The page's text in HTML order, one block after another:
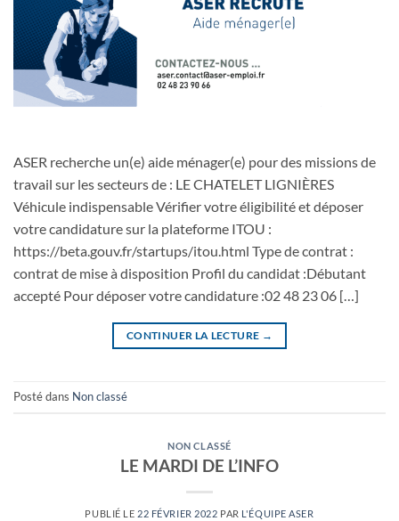
ASER recherche un(e) aide ménager(e) pour des missions de
travail sur les secteurs de : LE CHATELET LIGNIÈRES
Véhicule indispensable Vérifier votre éligibilité et déposer
votre candidature sur la plateforme ITOU :
https://beta.gouv.fr/startups/itou.html Type de contrat :
contrat de mise à disposition Profil du candidat :Débutant
accepté Pour déposer votre candidature :02 48 23 06 […]
CONTINUER LA LECTURE →
Posté dans Non classé
NON CLASSÉ
LE MARDI DE L’INFO
PUBLIÉ LE 22 FÉVRIER 2022 PAR L'ÉQUIPE ASER